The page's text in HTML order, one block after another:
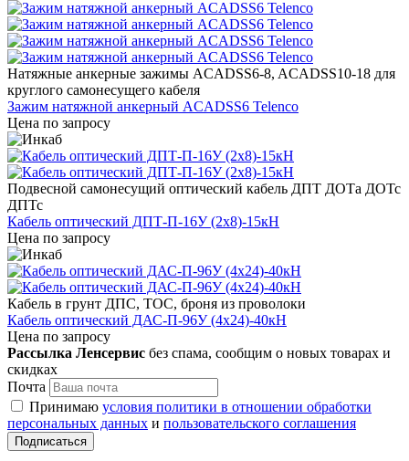
Натяжные анкерные зажимы ACADSS6-8, ACADSS10-18 для
круглого самонесущего кабеля
Зажим натяжной анкерный ACADSS6 Telenco
Цена по запросу
Подвесной самонесущий оптический кабель ДПТ ДОТа ДОТс
ДПТс
Кабель оптический ДПТ-П-16У (2х8)-15кН
Цена по запросу
Кабель в грунт ДПС, ТОС, броня из проволоки
Кабель оптический ДАС-П-96У (4х24)-40кН
Цена по запросу
Рассылка Ленсервис без спама, сообщим о новых товарах и
скидках
Почта
Принимаю условия политики в отношении обработки
персональных данных и пользовательского соглашения
Подписаться